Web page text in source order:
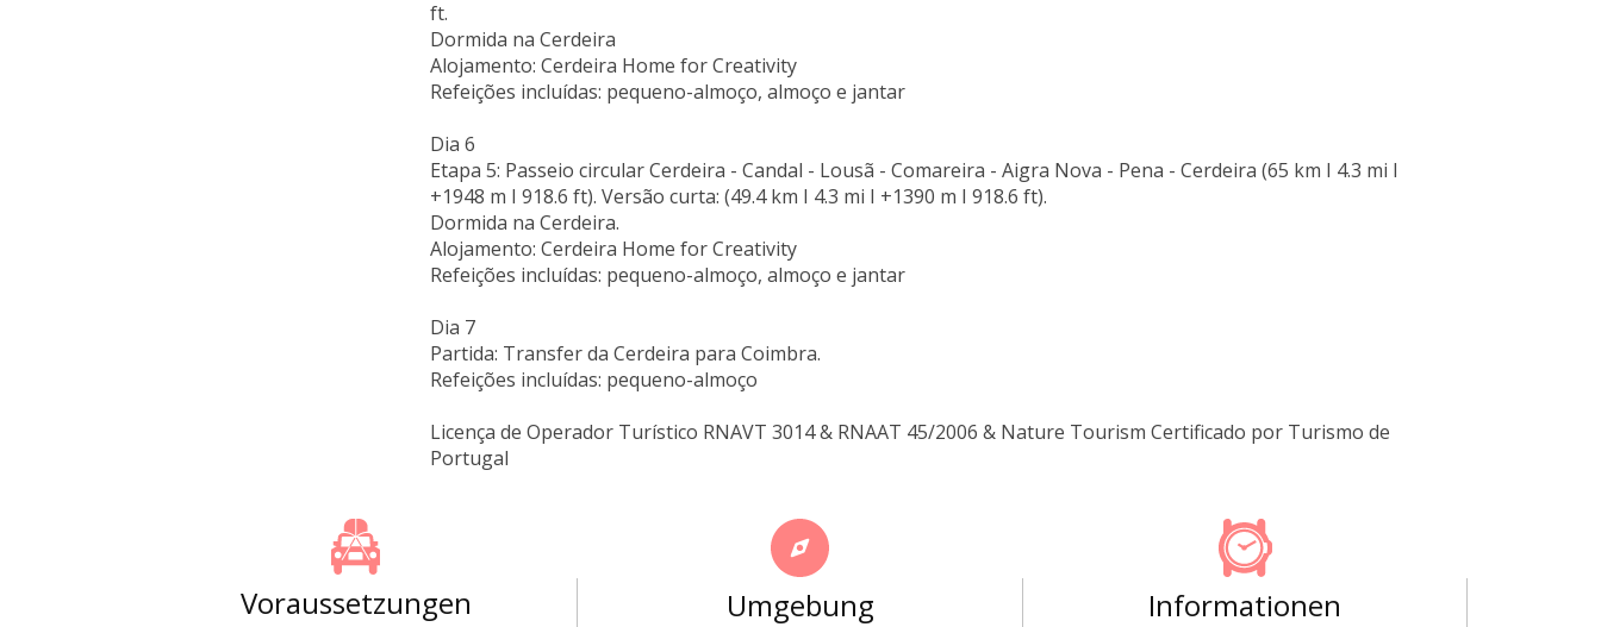
ft.
Dormida na Cerdeira
Alojamento: Cerdeira Home for Creativity
Refeições incluídas: pequeno-almoço, almoço e jantar
Dia 6
Etapa 5: Passeio circular Cerdeira - Candal - Lousã - Comareira - Aigra Nova - Pena - Cerdeira (65 km I 4.3 mi I
+1948 m I 918.6 ft). Versão curta: (49.4 km I 4.3 mi I +1390 m I 918.6 ft).
Dormida na Cerdeira.
Alojamento: Cerdeira Home for Creativity
Refeições incluídas: pequeno-almoço, almoço e jantar
Dia 7
Partida: Transfer da Cerdeira para Coimbra.
Refeições incluídas: pequeno-almoço
Licença de Operador Turístico RNAVT 3014 & RNAAT 45/2006 & Nature Tourism Certificado por Turismo de
Portugal
Voraussetzungen Umgebung Informationen